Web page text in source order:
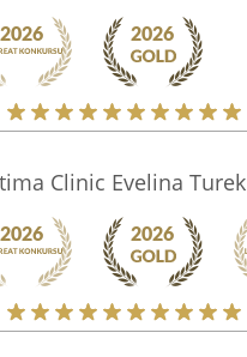
Clinic Evelina Turek